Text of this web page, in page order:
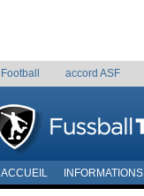
Football accord ASF
ACCUEIL INFORMATIONS